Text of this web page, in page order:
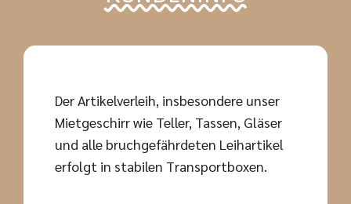
Der Artikelverleih, insbesondere unser
Mietgeschirr wie Teller, Tassen, Gläser
und alle bruchgefährdeten Leihartikel
erfolgt in stabilen Transportboxen.